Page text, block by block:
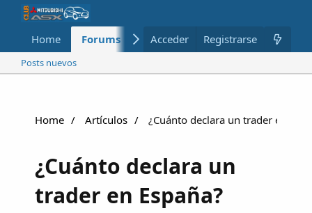
Home Forums Nuevo Miembros
Acceder Registrarse
Posts nuevos
Home Artículos ¿Cuánto declara un trader en
¿Cuánto declara un
trader en España?